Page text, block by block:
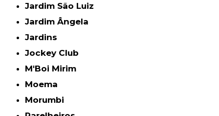
Jardim São Luiz
Jardim Ângela
Jardins
Jockey Club
M'Boi Mirim
Moema
Morumbi